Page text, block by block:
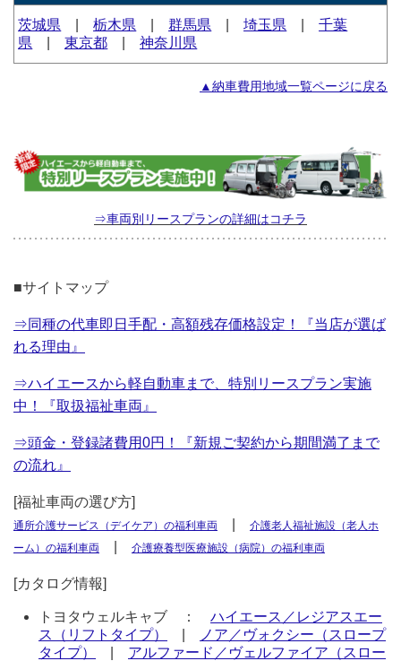
茨城県 |栃木県 |群馬県 |埼玉県 |千葉
県 |東京都 |神奈川県
▲納車費用地域一覧ページに戻る
⇒車両別リースプランの詳細はコチラ
■サイトマップ
⇒同種の代車即日手配・高額残存価格設定！『当店が選ば
れる理由』
⇒ハイエースから軽自動車まで、特別リースプラン実施
中！『取扱福祉車両』
⇒頭金・登録諸費用0円！『新規ご契約から期間満了まで
の流れ』
[福祉車両の選び方]
通所介護サービス（デイケア）の福利車両
介護老人福祉施設（老人ホ
ーム）の福利車両
介護療養型医療施設（病院）の福利車両
[カタログ情報]
トヨタウェルキャブ ： ハイエース／レジアスエー
ス（リフトタイプ）
ノア／ヴォクシー（スロープ
タイプ）
アルファード／ヴェルファイア（スロー